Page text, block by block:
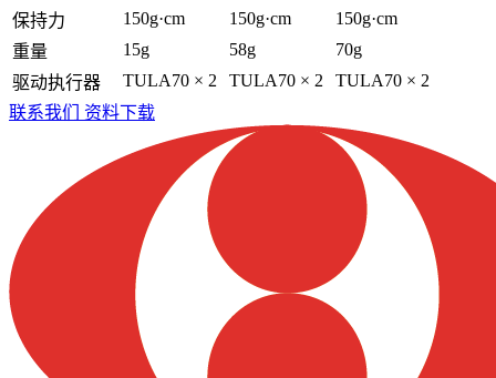
保持力
150g·cm 150g·cm
150g·cm
重量
15g 58g
70g
驱动执行器
TULA70 × 2 TULA70 × 2
TULA70 × 2
联系我们 资料下载